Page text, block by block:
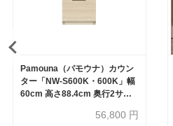
Pamouna（パモウナ）カウン
ター「NW-S600K・600K」幅
60cm 高さ88.4cm 奥行2サイ
56,800 円